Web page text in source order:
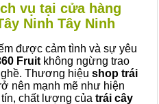
vụ tại cửa hàng
Ninh Tây Ninh
được cảm tình và sự yêu
Fruit không ngừng trao
Thương hiệu shop trái
nên mạnh mẽ như hiện
chất lượng của trái cây